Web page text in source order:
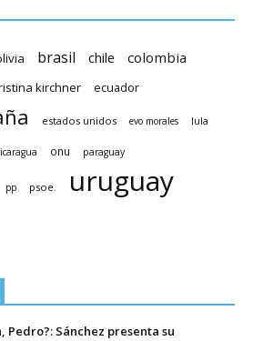
brasil chile colombia
kirchner ecuador
estados unidos evo morales lula
onu paraguay
pp psoe. uruguay
Pedro?: Sánchez presenta su